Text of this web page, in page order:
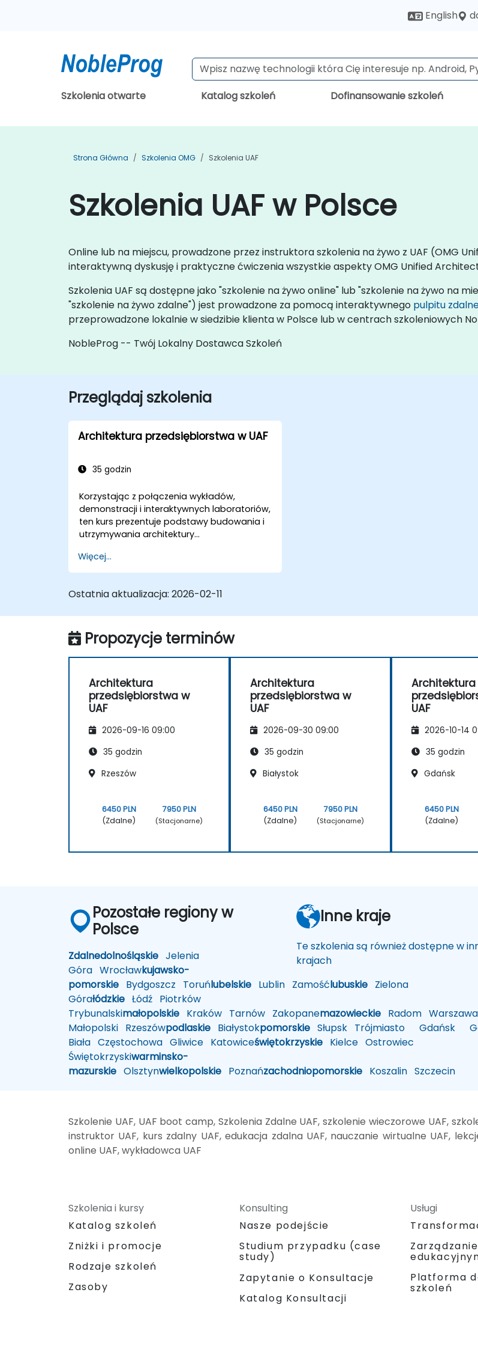
English
Szkolenia otwarte Katalog szkoleń Dofinansowanie szkoleń
Strona Główna Szkolenia OMG Szkolenia UAF
Szkolenia UAF w Polsce
Online lub na miejscu, prowadzone przez instruktora szkolenia na żywo z UAF (OMG
interaktywną dyskusję i praktyczne ćwiczenia wszystkie aspekty OMG Unified
Szkolenia UAF są dostępne jako "szkolenie na żywo online" lub "szkolenie na żywo na
"szkolenie na żywo zdalne") jest prowadzone za pomocą interaktywnego pulpitu
przeprowadzone lokalnie w siedzibie klienta w Polsce lub w centrach szkoleniowych
NobleProg -- Twój Lokalny Dostawca Szkoleń
Przeglądaj szkolenia
Architektura przedsiębiorstwa w UAF
35 godzin
Korzystając z połączenia wykładów,
demonstracji i interaktywnych laboratoriów,
ten kurs prezentuje podstawy budowania i
utrzymywania architektury
Unified Architecture Framework (UAF) w
wersji 1.2.
Więcej...
Ostatnia aktualizacja: 2026-02-11
Propozycje terminów
Architektura
przedsiębiorstwa w
UAF
2026-09-16 09:00
35 godzin
Rzeszów
6450 PLN
(Zdalne)
7950 PLN
(Stacjonarne)
Architektura
przedsiębiorstwa w
UAF
2026-09-30 09:00
35 godzin
Białystok
6450 PLN
(Zdalne)
7950 PLN
(Stacjonarne)
Architektura
UAF
2026-10-14
35 godzin
Gdańsk
6450 PLN
(Zdalne)
Pozostałe regiony w
Polsce
Zdalnedolnośląskie Jelenia
Góra Wrocławkujawsko-
pomorskie Bydgoszcz Toruńlubelskie Lublin Zamośćlubuskie Zielona
Górałódzkie Łódź Piotrków
Trybunalskimałopolskie Kraków Tarnów Zakopanemazowieckie Radom Warszawa
Małopolski Rzeszówpodlaskie Białystokpomorskie Słupsk Trójmiasto Gdańsk
Biała Częstochowa Gliwice Katowiceświętokrzyskie Kielce Ostrowiec
Świętokrzyskiwarminsko-
mazurskie Olsztynwielkopolskie Poznańzachodniopomorskie Koszalin Szczecin
Inne kraje
Te szkolenia są również dostępne w
krajach
Szkolenie UAF, UAF boot camp, Szkolenia Zdalne UAF, szkolenie wieczorowe UAF,
instruktor UAF, kurs zdalny UAF, edukacja zdalna UAF, nauczanie wirtualne UAF,
online UAF, wykładowca UAF
Szkolenia i kursy
Katalog szkoleń
Zniżki i promocje
Rodzaje szkoleń
Zasoby
Konsulting
Nasze podejście
Studium przypadku (case
study)
Zapytanie o Konsultacje
Katalog Konsultacji
Usługi
Platforma
szkoleń